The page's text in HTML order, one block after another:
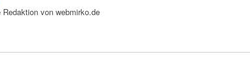
von webmirko.de